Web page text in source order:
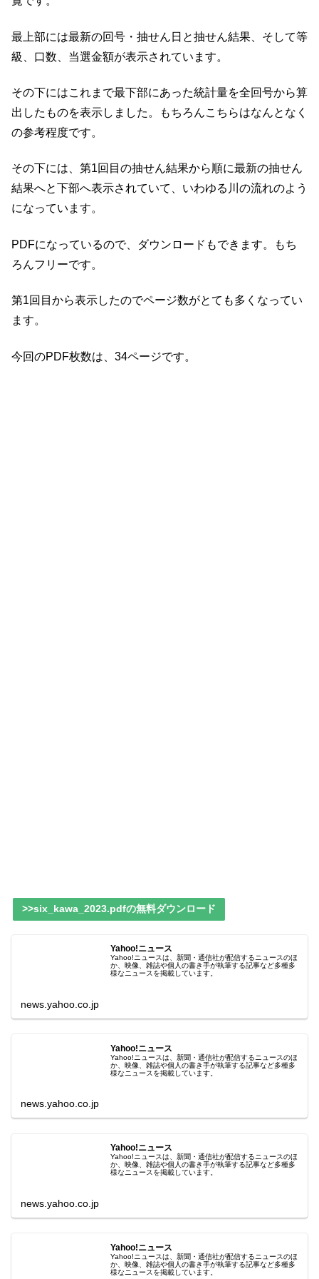
最上部には最新の回号・抽せん日と抽せん結果、そして等
級、口数、当選金額が表示されています。
その下にはこれまで最下部にあった統計量を全回号から算
出したものを表示しました。もちろんこちらはなんとなく
の参考程度です。
その下には、第1回目の抽せん結果から順に最新の抽せん
結果へと下部へ表示されていて、いわゆる川の流れのよう
になっています。
PDFになっているので、ダウンロードもできます。もち
ろんフリーです。
第1回目から表示したのでページ数がとても多くなってい
ます。
今回のPDF枚数は、34ページです。
>>six_kawa_2023.pdfの無料ダウンロード
Yahoo!ニュース
Yahoo!ニュースは、新聞・通信社が配信するニュースのほ
か、映像、雑誌や個人の書き手が執筆する記事など多種多
様なニュースを掲載しています。
news.yahoo.co.jp
Yahoo!ニュース
Yahoo!ニュースは、新聞・通信社が配信するニュースのほ
か、映像、雑誌や個人の書き手が執筆する記事など多種多
様なニュースを掲載しています。
news.yahoo.co.jp
Yahoo!ニュース
Yahoo!ニュースは、新聞・通信社が配信するニュースのほ
か、映像、雑誌や個人の書き手が執筆する記事など多種多
様なニュースを掲載しています。
news.yahoo.co.jp
Yahoo!ニュース
Yahoo!ニュースは、新聞・通信社が配信するニュースのほ
か、映像、雑誌や個人の書き手が執筆する記事など多種多
様なニュースを掲載しています。